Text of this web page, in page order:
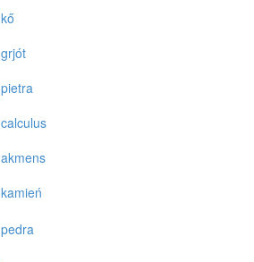
kő
grjót
pietra
calculus
akmens
kamień
pedra